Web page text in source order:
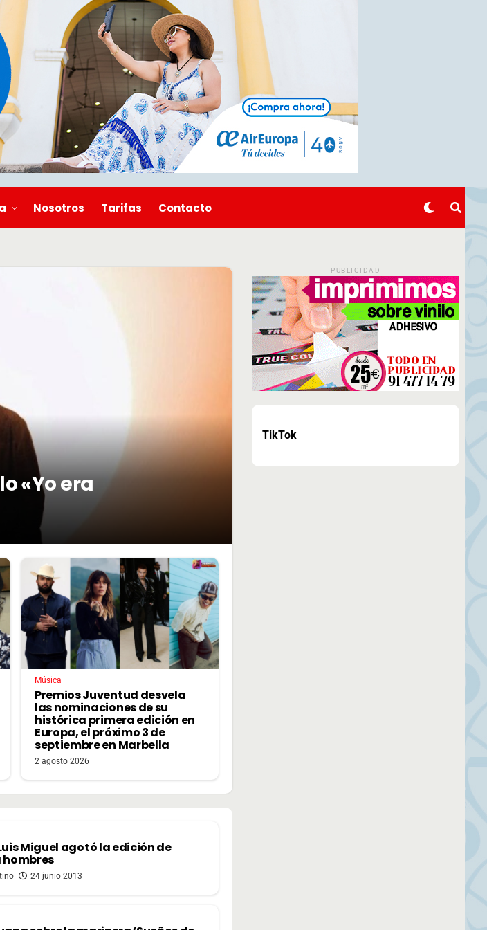
Nosotros Tarifas Contacto
«Yo era
Música
Premios Juventud desvela
las nominaciones de su
histórica primera edición en
Europa, el próximo 3 de
septiembre en Marbella
2 agosto 2026
Miguel agotó la edición de
24 junio 2013
PUBLICIDAD
TikTok